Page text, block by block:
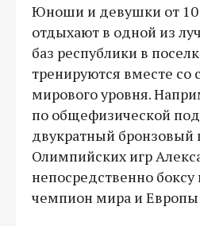
Юноши и девушки от 10
отдыхают в одной из
баз республики в
тренируются вместе со
мирового уровня.
по общефизической
двукратный бронзовый
Олимпийских игр
непосредственно боксу
чемпион мира и Европы